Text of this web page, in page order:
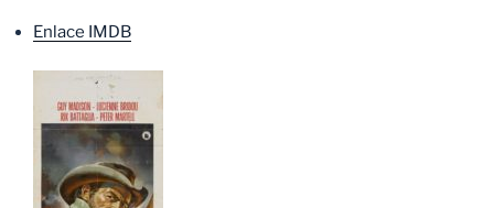
Enlace IMDB